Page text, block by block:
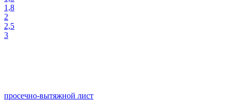
1,8
2
2,5
3
просечно-вытяжной лист